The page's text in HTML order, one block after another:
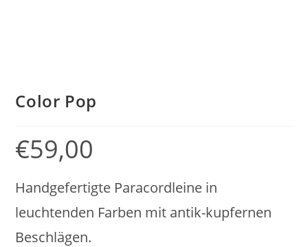
Color Pop
€59,00
Handgefertigte Paracordleine in
leuchtenden Farben mit antik-kupfernen
Beschlägen.